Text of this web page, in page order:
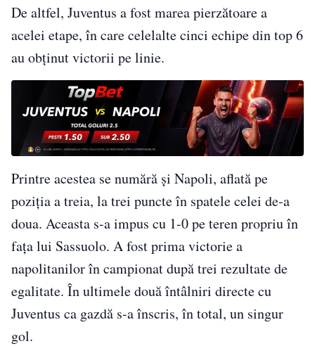
De altfel, Juventus a fost marea pierzătoare a
acelei etape, în care celelalte cinci echipe din top 6
au obținut victorii pe linie.
Printre acestea se numără și Napoli, aflată pe
poziția a treia, la trei puncte în spatele celei de-a
doua. Aceasta s-a impus cu 1-0 pe teren propriu în
fața lui Sassuolo. A fost prima victorie a
napolitanilor în campionat după trei rezultate de
egalitate. În ultimele două întâlniri directe cu
Juventus ca gazdă s-a înscris, în total, un singur
gol.